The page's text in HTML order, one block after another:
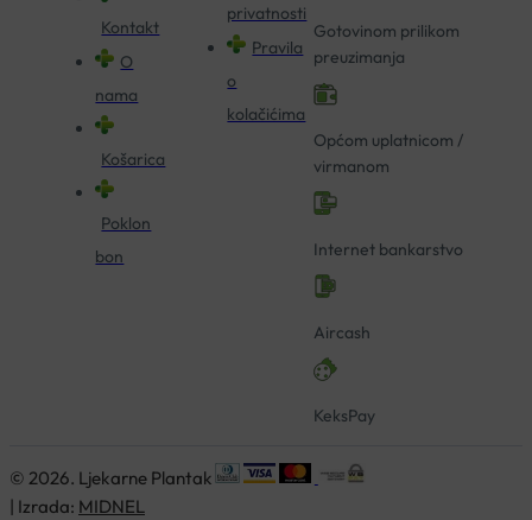
Kontakt
O
nama
Košarica
Poklon
bon
privatnosti
Pravila
o
kolačićima
Gotovinom prilikom
preuzimanja
Općom uplatnicom /
virmanom
Internet bankarstvo
Aircash
KeksPay
© 2026. Ljekarne Plantak
| Izrada: MIDNEL